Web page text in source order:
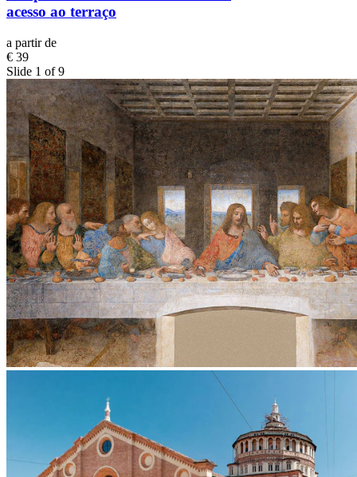
acesso ao terraço
a partir de
€ 39
Slide 1 of 9